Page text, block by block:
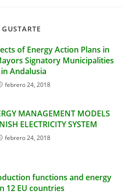
of Energy Action Plans in
Signatory Municipalities
in Andalusia
febrero 24, 2018
MANAGEMENT MODELS
ELECTRICITY SYSTEM
febrero 24, 2018
functions and energy
12 EU countries